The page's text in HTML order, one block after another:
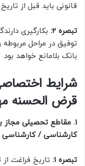
قانونی باید قبل از
تبصره 2:
بکارگیری
توفیق در مراحل
بانک بلامانع خواهد بود.
شرایط
قرض الحسنه
1. مقاطع تحصیلی مجاز
کارشناسی / کارشناسی
تبصره 1:
تاریخ فراغت